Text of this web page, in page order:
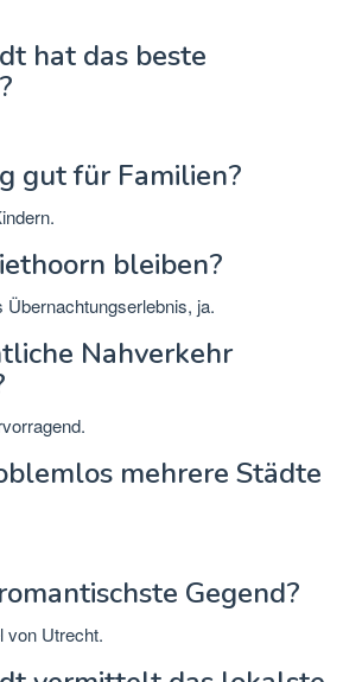
hat das beste
gut für Familien?
bleiben?
Übernachtungserlebnis, ja.
Nahverkehr
mehrere Städte
Gegend?
von Utrecht.